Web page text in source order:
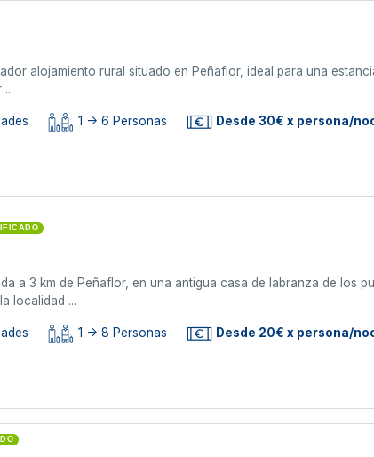
alojamiento rural situado en Peñaflor, ideal para una
1 -> 6 Personas Desde 30€ x persona/
a 3 km de Peñaflor, en una antigua casa de labranza de los
localidad ...
1 -> 8 Personas Desde 20€ x persona/